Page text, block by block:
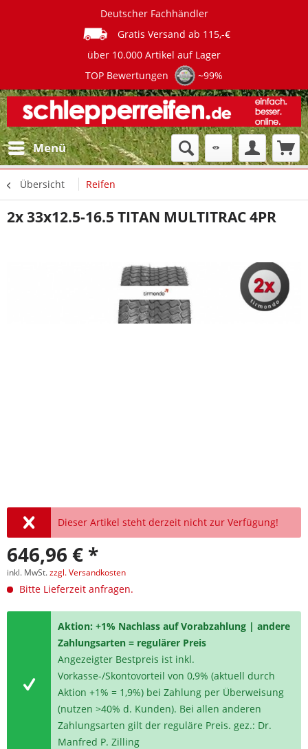
Deutscher Fachhändler
Gratis Versand ab 115,-€
über 10.000 Artikel auf Lager
TOP Bewertungen
~99%
Menü
Übersicht Reifen
2x 33x12.5-16.5 TITAN MULTITRAC 4PR
Dieser Artikel steht derzeit nicht zur Verfügung!
646,96 € *
inkl. MwSt.zzgl. Versandkosten
Bitte Lieferzeit anfragen.
Aktion: +1% Nachlass auf Vorabzahlung | andere
Zahlungsarten = regulärer Preis
Angezeigter Bestpreis ist inkl.
Vorkasse-/Skontovorteil von 0,9% (aktuell durch
Aktion +1% = 1,9%) bei Zahlung per Überweisung
(nutzen >40% d. Kunden). Bei allen anderen
Zahlungsarten gilt der reguläre Preis. gez.: Dr.
Manfred P. Zilling